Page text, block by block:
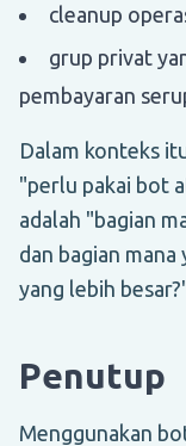
cleanup
grup privat
pembayaran
Dalam konteks
"perlu pakai bot
adalah "bagian
dan bagian
yang lebih
Penutup
Menggunakan